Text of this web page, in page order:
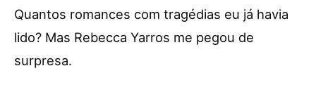
Quantos romances com tragédias eu já havia
lido? Mas Rebecca Yarros me pegou de
surpresa.